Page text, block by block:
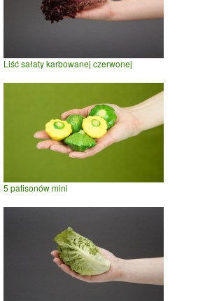
Liść sałaty karbowanej czerwonej
5 patisonów mini